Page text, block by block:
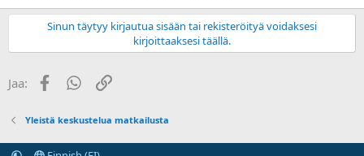
Sinun täytyy kirjautua sisään tai rekisteröityä voidaksesi
kirjoittaaksesi täällä.
Jaa: FacebookWhatsApp
Linkki
Yleistä keskustelua matkailusta